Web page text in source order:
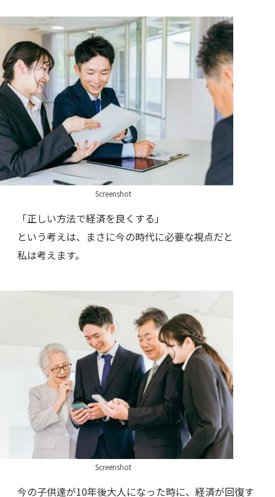
Screenshot
「正しい方法で経済を良くする」
という考えは、まさに今の時代に必要な視点だと
私は考えます。
Screenshot
今の子供達が10年後大人になった時に、経済が回復す